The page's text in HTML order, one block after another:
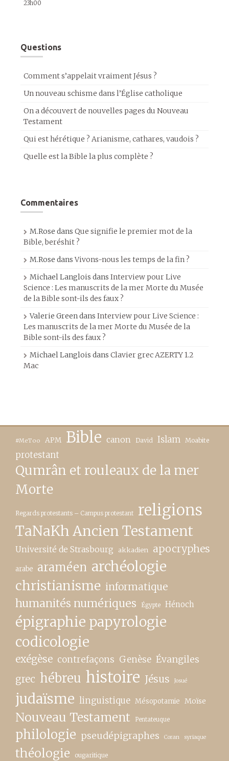
23h00
Questions
Comment s’appelait vraiment Jésus ?
Un nouveau schisme dans l’Église catholique
On a découvert de nouvelles pages du Nouveau
Testament
Qui est hérétique ? Arianisme, cathares, vaudois ?
Quelle est la Bible la plus complète ?
Commentaires
M.Rose dans Que signifie le premier mot de la
Bible, beréshit ?
M.Rose dansVivons-nous les temps de la fin ?
Michael Langlois dans Interview pour Live
Science : Les manuscrits de la mer Morte du Musée
de la Bible sont-ils des faux ?
Valerie Greendans Interview pour Live Science :
Les manuscrits de la mer Morte du Musée de la
Bible sont-ils des faux ?
Michael Langlois dans Clavier grec AZERTY 1.2
Mac
#MeToo APM Bible canon David Islam Moabite
protestant
Qumrân et rouleaux de la mer
Morte
Regards protestants – Campus protestant religions
TaNaKh Ancien Testament
Université de Strasbourg akkadien apocryphes
arabe araméen archéologie
christianisme informatique
humanités numériques Égypte Hénoch
épigraphie papyrologie
codicologie
exégèse contrefaçons Genèse Évangiles
grec hébreu histoire Jésus Josué
judaïsme linguistique Mésopotamie Moïse
Nouveau Testament Pentateuque
philologie pseudépigraphes Coran syriaque
théologie ougaritique